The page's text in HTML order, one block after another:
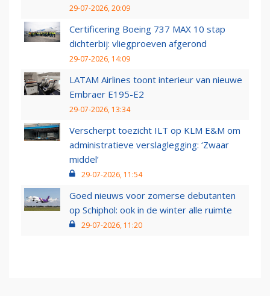
29-07-2026, 20:09
Certificering Boeing 737 MAX 10 stap
dichterbij: vliegproeven afgerond
29-07-2026, 14:09
LATAM Airlines toont interieur van nieuwe
Embraer E195-E2
29-07-2026, 13:34
Verscherpt toezicht ILT op KLM E&M om
administratieve verslaglegging: ‘Zwaar
middel’
29-07-2026, 11:54
Goed nieuws voor zomerse debutanten
op Schiphol: ook in de winter alle ruimte
29-07-2026, 11:20